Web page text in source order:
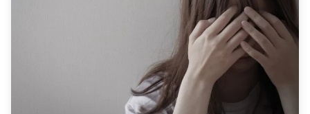
お役立ちニュース
トレーニング術
目の基礎知識
目のことを楽しく
学ぶイベント情報